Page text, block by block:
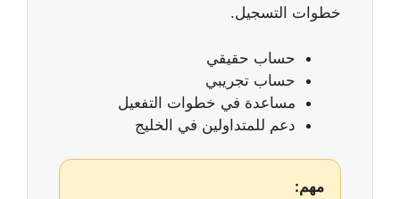
خطوات التسجيل.
حساب حقيقي
حساب تجريبي
مساعدة في خطوات التفعيل
دعم للمتداولين في الخليج
مهم: